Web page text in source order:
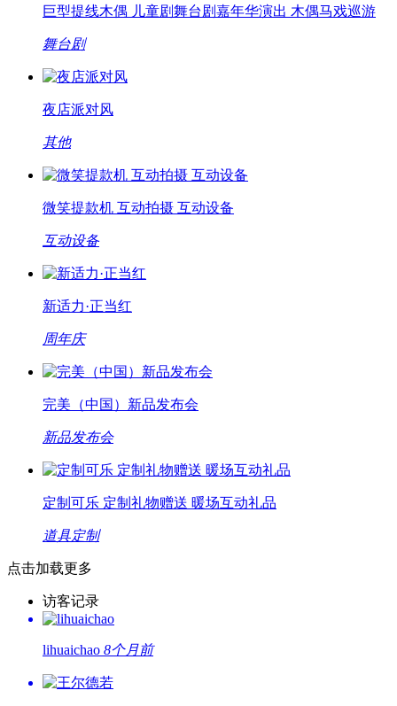
巨型提线木偶 儿童剧舞台剧嘉年华演出 木偶马戏巡游
舞台剧
夜店派对风
其他
微笑提款机 互动拍摄 互动设备
互动设备
新适力·正当红
周年庆
完美（中国）新品发布会
新品发布会
定制可乐 定制礼物赠送 暖场互动礼品
道具定制
点击加载更多
访客记录
lihuaichao 8个月前